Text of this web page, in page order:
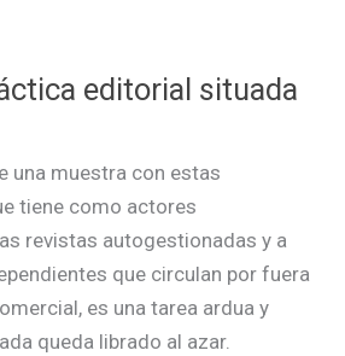
editorial situada
una muestra con estas
tiene como actores
revistas autogestionadas y a
que circulan por fuera
es una tarea ardua y
queda librado al azar.